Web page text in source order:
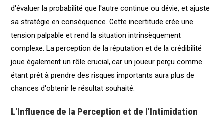
d'évaluer la probabilité que l'autre continue ou dévie, et ajuste
sa stratégie en conséquence. Cette incertitude crée une
tension palpable et rend la situation intrinsèquement
complexe. La perception de la réputation et de la crédibilité
joue également un rôle crucial, car un joueur perçu comme
étant prêt à prendre des risques importants aura plus de
chances d'obtenir le résultat souhaité.
L'Influence de la Perception et de l'Intimidation